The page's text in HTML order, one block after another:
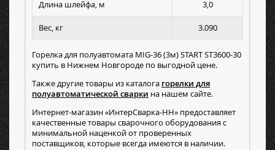
Длина шлейфа, м 3,0
Вес, кг 3.090
Горелка для полуавтомата MIG-36 (3м) START ST3600-30
купить в Нижнем Новгороде по выгодной цене.
Также другие товары из каталога горелки для
полуавтоматической сварки на нашем сайте.
Интернет-магазин «ИнтерСварка-НН» предоставляет
качественные товары сварочного оборудования с
минимальной наценкой от проверенных
поставщиков, которые всегда имеются в наличии.